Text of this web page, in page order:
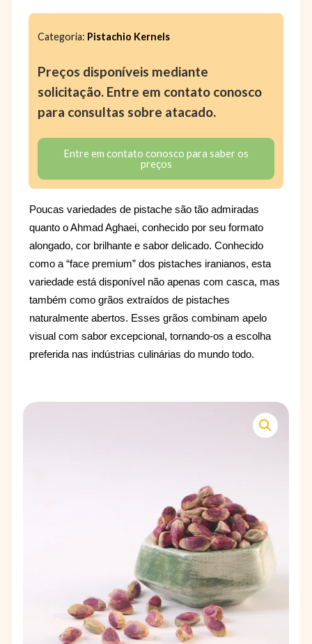
Categoria: Pistachio Kernels
Preços disponíveis mediante
solicitação. Entre em contato conosco
para consultas sobre atacado.
Entre em contato conosco para saber os
preços
Poucas variedades de pistache são tão admiradas
quanto o Ahmad Aghaei, conhecido por seu formato
alongado, cor brilhante e sabor delicado. Conhecido
como a “face premium” dos pistaches iranianos, esta
variedade está disponível não apenas com casca, mas
também como grãos extraídos de pistaches
naturalmente abertos. Esses grãos combinam apelo
visual com sabor excepcional, tornando-os a escolha
preferida nas indústrias culinárias do mundo todo.